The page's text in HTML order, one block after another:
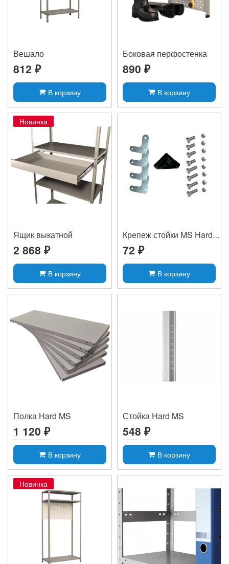
Вешало
812 ₽
В корзину
Боковая перфостенка
890 ₽
В корзину
Новинка
Ящик выкатной
2 868 ₽
В корзину
Крепеж стойки MS Hard (уголки 4 шт)
72 ₽
В корзину
Полка Hard MS
1 120 ₽
В корзину
Стойка Hard MS
548 ₽
В корзину
Новинка